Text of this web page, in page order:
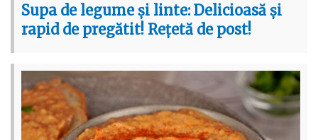
Supa de legume și linte: Delicioasă și
rapid de pregătit! Rețetă de post!